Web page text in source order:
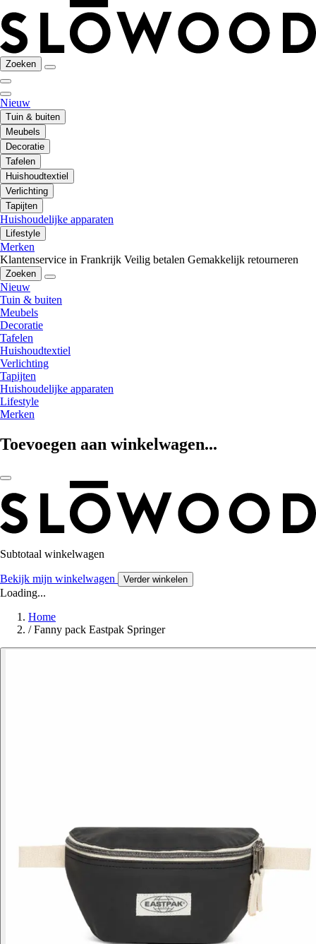
Zoeken
Nieuw
Tuin & buiten
Meubels
Decoratie
Tafelen
Huishoudtextiel
Verlichting
Tapijten
Huishoudelijke apparaten
Lifestyle
Merken
Klantenservice in Frankrijk Veilig betalen Gemakkelijk retourneren
Zoeken
Nieuw
Tuin & buiten
Meubels
Decoratie
Tafelen
Huishoudtextiel
Verlichting
Tapijten
Huishoudelijke apparaten
Lifestyle
Merken
Toevoegen aan winkelwagen...
Subtotaal winkelwagen
Bekijk mijn winkelwagen Verder winkelen
Loading...
Home
/ Fanny pack Eastpak Springer